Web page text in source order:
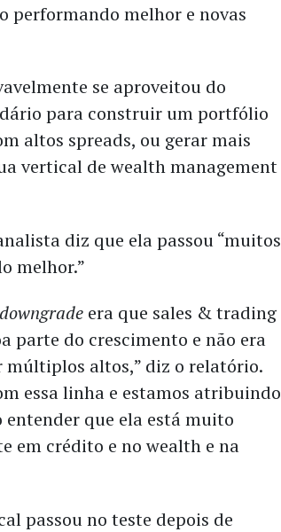
performando melhor e novas
se aproveitou do
para construir um portfólio
altos spreads, ou gerar mais
vertical de wealth management
diz que ela passou “muitos
melhor.”
downgrade era que sales & trading
parte do crescimento e não era
múltiplos altos,” diz o relatório.
essa linha e estamos atribuindo
que ela está muito
em crédito e no wealth e na
passou no teste depois de